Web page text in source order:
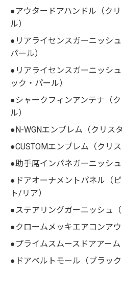
●アウタードアハンドル（ク
ル）
●リアライセンスガーニッシ
パール）
●リアライセンスガーニッシ
ック・パール）
●シャークフィンアンテナ（
ル）
●N-WGNエンブレム（クリス
●CUSTOMエンブレム（クリ
●助手席インパネガーニッシュ
●ドアオーナメントパネル（
ト/リア）
●ステアリングガーニッシュ（
●クロームメッキエアコンア
●プライムスムースドアアーム
●ドアベルトモール（ブラック